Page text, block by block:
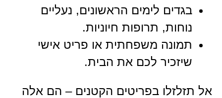
בגדים לימים הראשונים, נעליים
נוחות, תרופות חיוניות.
תמונה משפחתית או פריט אישי
שיזכיר לכם את הבית.
אל תזלזלו בפריטים הקטנים – הם אלה